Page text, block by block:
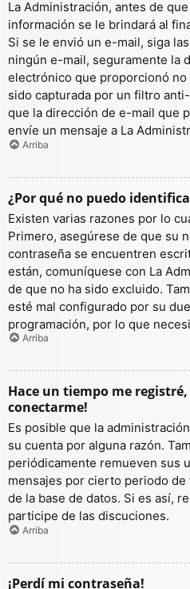
La Administración, antes de
información se le brindará al
Si se le envió un e-mail, siga
ningún e-mail, seguramente la
electrónico que proporcionó
sido capturada por un filtro
que la dirección de e-mail que
envíe un mensaje a La
Arriba
¿Por qué no puedo
Existen varias razones por lo
Primero, asegúrese de que su
contraseña se encuentren
están, comuníquese con La
de que no ha sido excluido.
esté mal configurado por su
programación, por lo que
Arriba
Hace un tiempo me
conectarme!
Es posible que la
su cuenta por alguna razón.
periódicamente remueven sus
mensajes por cierto periodo
de la base de datos. Si es así,
participe de las discuciones.
Arriba
¡Perdí mi contraseña!